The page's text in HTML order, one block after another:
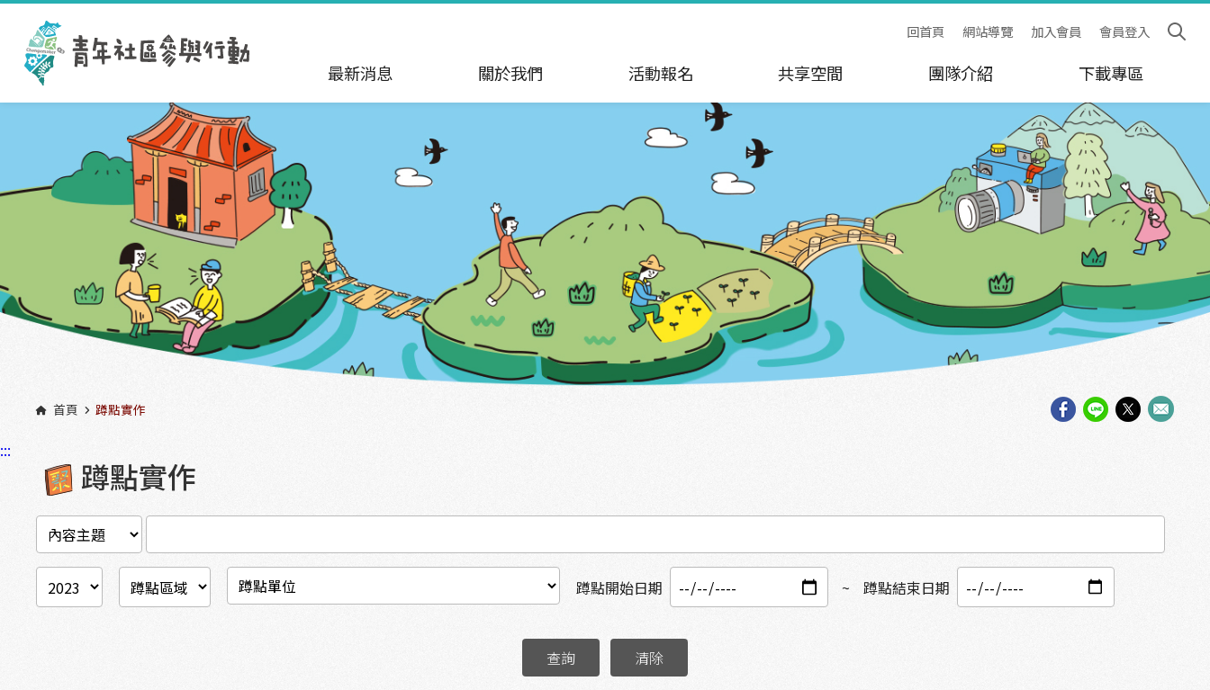
跳到主要內容區塊
回首頁 網站導覽 加入會員 會員登入
最新消息 關於我們 活動報名 共享空間 團隊介紹 下載專區
首頁 蹲點實作
:::
蹲點實作
蹲點開始日期 ~ 蹲點結束日期
查詢 清除